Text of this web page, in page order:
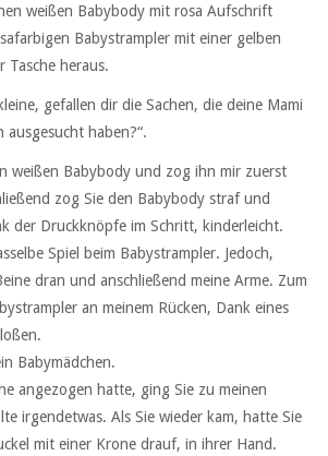
weißen Babybody mit rosa Aufschrift
Babystrampler mit einer gelben
Tasche heraus.
gefallen dir die Sachen, die deine Mami
haben?“.
weißen Babybody und zog ihn mir zuerst
zog Sie den Babybody straf und
der Druckknöpfe im Schritt, kinderleicht.
Spiel beim Babystrampler. Jedoch,
dran und anschließend meine Arme. Zum
an meinem Rücken, Dank eines
Babymädchen.
angezogen hatte, ging Sie zu meinen
irgendetwas. Als Sie wieder kam, hatte Sie
mit einer Krone drauf, in ihrer Hand.